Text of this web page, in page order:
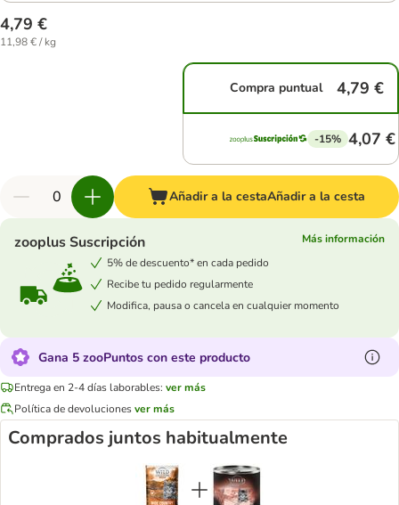
4,79 €
11,98 € / kg
Compra puntual 4,79 €
-15% 4,07 €
Añadir a la cestaAñadir a la cesta
zooplus Suscripción
Más información
5% de descuento* en cada pedido
Recibe tu pedido regularmente
Modifica, pausa o cancela en cualquier momento
Gana 5 zooPuntos con este producto
Entrega en 2-4 días laborables: ver más
Política de devolucionesver más
Comprados juntos habitualmente